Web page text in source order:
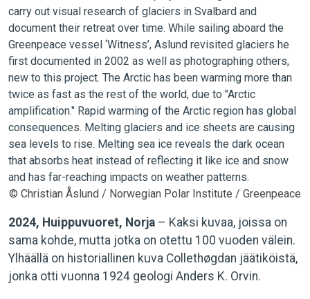
© Christian Åslund / Norwegian Polar Institute / Greenpeace
2024, Huippuvuoret, Norja – Kaksi kuvaa, joissa on
sama kohde, mutta jotka on otettu 100 vuoden välein.
Ylhäällä on historiallinen kuva Collethøgdan jäätiköistä,
jonka otti vuonna 1924 geologi Anders K. Orvin.